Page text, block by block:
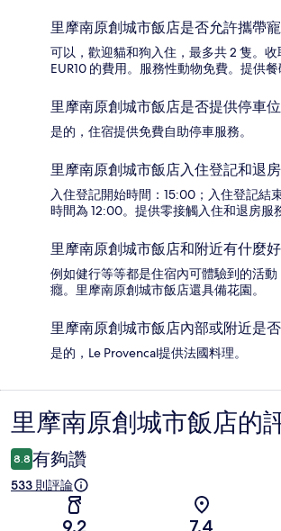
里摩南原創城市飯店是否允許攜帶
可以，歡迎貓和狗入住，最多共 2 隻。
EUR10 的費用。服務性動物免費。提供餐
里摩南原創城市飯店是否提供停車位
是的，住宿提供免費自助停車服務。
里摩南原創城市飯店入住登記和退
入住登記開始時間：15:00；入住登記結
時間為 12:00。提供零接觸入住和退房服
里摩南原創城市飯店和附近有什麼
例如健行等等都是住宿內可體驗到的活
癮。里摩南原創城市飯店還具備花園。
里摩南原創城市飯店內部或附近是
是的，Le Provencal提供法國料理。
評
論
里摩南原創城市飯店的
8.8 有夠讚
533 則評論